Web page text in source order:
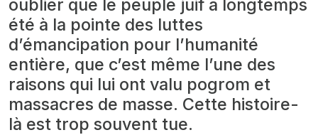
oublier que le peuple juif a longtemps
été à la pointe des luttes
d’émancipation pour l’humanité
entière, que c’est même l’une des
raisons qui lui ont valu pogrom et
massacres de masse. Cette histoire-
là est trop souvent tue.